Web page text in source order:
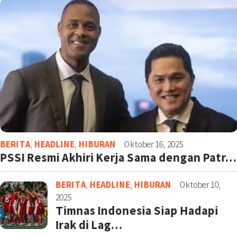
BERITA HEADLINE HIBURAN Oktober 16, 2025
PSSI Resmi Akhiri Kerja Sama dengan Patr…
BERITA HEADLINE HIBURAN
Oktober 10,
2025
Timnas Indonesia Siap Hadapi
Irak di Lag…